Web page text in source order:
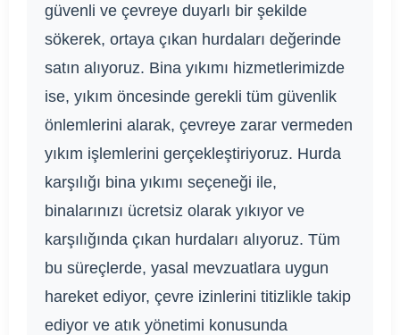
güvenli ve çevreye duyarlı bir şekilde
sökerek, ortaya çıkan hurdaları değerinde
satın alıyoruz. Bina yıkımı hizmetlerimizde
ise, yıkım öncesinde gerekli tüm güvenlik
önlemlerini alarak, çevreye zarar vermeden
yıkım işlemlerini gerçekleştiriyoruz. Hurda
karşılığı bina yıkımı seçeneği ile,
binalarınızı ücretsiz olarak yıkıyor ve
karşılığında çıkan hurdaları alıyoruz. Tüm
bu süreçlerde, yasal mevzuatlara uygun
hareket ediyor, çevre izinlerini titizlikle takip
ediyor ve atık yönetimi konusunda